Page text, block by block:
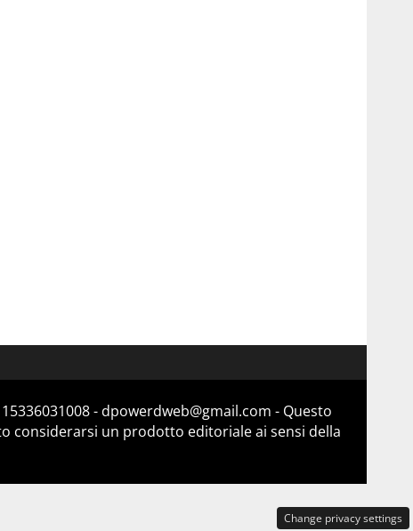
- dpowerdweb@gmail.com - Questo
considerarsi un prodotto editoriale ai sensi della
Change privacy settings